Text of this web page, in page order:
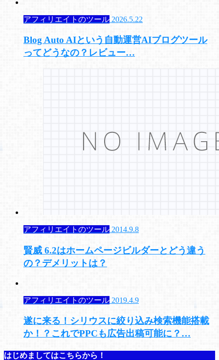
アフィリエイトのツール 2026.5.22
Blog Auto AIという自動運営AIブログツール
ってどうなの？レビュー…
アフィリエイトのツール 2014.9.8
賢威 6.2はホームページビルダーとどう違う
の？デメリットは？
アフィリエイトのツール 2019.4.9
遂に来る！シリウスに絞り込み検索機能搭載
か！？これでPPCも広告出稿可能に？…
はじめましてはこちらから！